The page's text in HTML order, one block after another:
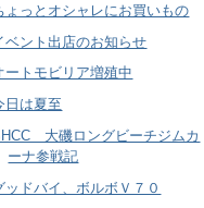
ょっとオシャレにお買いもの
ベント出店のお知らせ
ートモビリア増殖中
日は夏至
大磯ロングビーチジムカ
ーナ参戦記
ッドバイ、ボルボＶ７０